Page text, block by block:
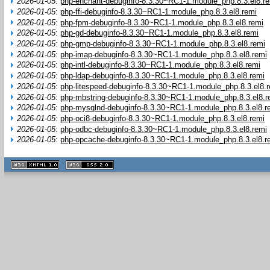
2026-01-05: php-ffi-debuginfo-8.3.30~RC1-1.module_php.8.3.el8.remi
2026-01-05: php-fpm-debuginfo-8.3.30~RC1-1.module_php.8.3.el8.remi
2026-01-05: php-gd-debuginfo-8.3.30~RC1-1.module_php.8.3.el8.remi
2026-01-05: php-gmp-debuginfo-8.3.30~RC1-1.module_php.8.3.el8.remi
2026-01-05: php-imap-debuginfo-8.3.30~RC1-1.module_php.8.3.el8.remi
2026-01-05: php-intl-debuginfo-8.3.30~RC1-1.module_php.8.3.el8.remi
2026-01-05: php-ldap-debuginfo-8.3.30~RC1-1.module_php.8.3.el8.remi
2026-01-05: php-litespeed-debuginfo-8.3.30~RC1-
2026-01-05: php-mbstring-debuginfo-8.3.30~RC1-
2026-01-05: php-mysqlnd-debuginfo-8.3.30~RC1-
2026-01-05: php-oci8-debuginfo-8.3.30~RC1-1.module_php.8.3.el8.remi
2026-01-05: php-odbc-debuginfo-8.3.30~RC1-1.module_php.8.3.el8.remi
2026-01-05: php-opcache-debuginfo-8.3.30~RC1-
XHTML
1.1 valide
2.0 valide